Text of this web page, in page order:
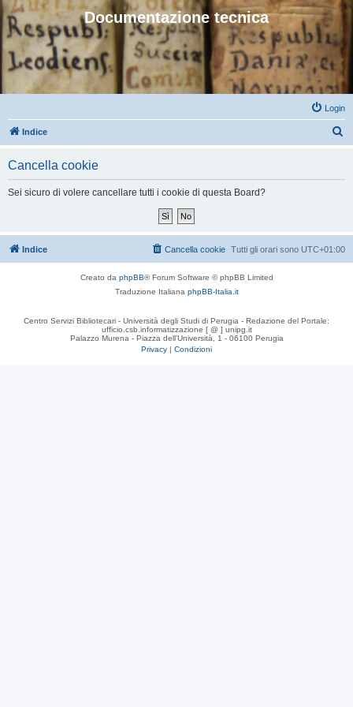
Documentazione tecnica
Login
Indice
Cancella cookie
Sei sicuro di volere cancellare tutti i cookie di questa Board?
Indice Tutti gli orari sono UTC+01:00
Cancella cookie
Creato da phpBB® Forum Software © phpBB Limited
Traduzione Italiana phpBB-Italia.it
Centro Servizi Bibliotecari - Università degli Studi di Perugia - Redazione del Portale:
ufficio.csb.informatizzazione [ @ ] unipg.it
Palazzo Murena - Piazza dell'Università, 1 - 06100 Perugia
Privacy | Condizioni